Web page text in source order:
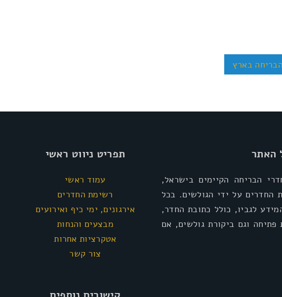
בארץ
האתר
הבריחה הקיימים בישראל,
החדרים על ידי הגולשים. בכל
לגביו, כולל כתובת החדר,
וגם ביקורת גולשים, אם
תפריט ניווט ראשי
עמוד ראשי
רשימת החדרים
אירגונים, ימי כיף ואירועים
מבצעים והנחות
אטקרציות אחרות
צור קשר